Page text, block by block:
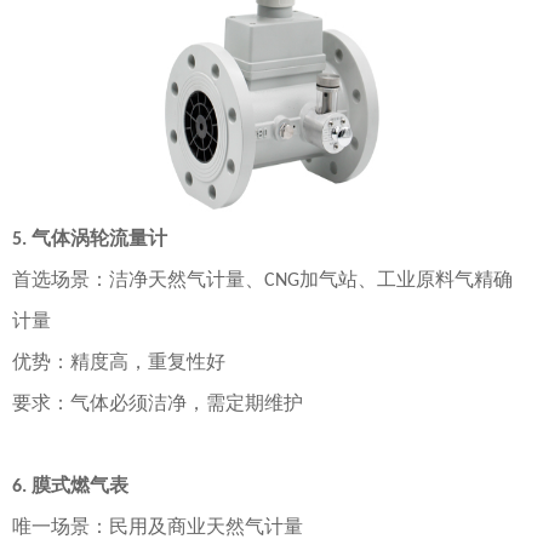
5. 气体涡轮流量计
首选场景 ：洁净天然气计量、 CNG加气站、工业原料气精确
计量
优势 ：精度高，重复性好
要求 ：气体必须洁净，需定期维护
6. 膜式燃气表
唯一场景 ：民用及商业天然气计量